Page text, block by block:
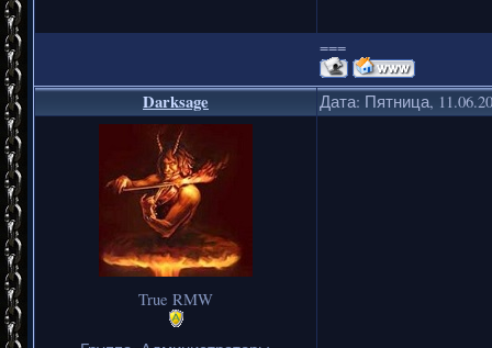
===
Darksage Дата: Пятница,
True RMW